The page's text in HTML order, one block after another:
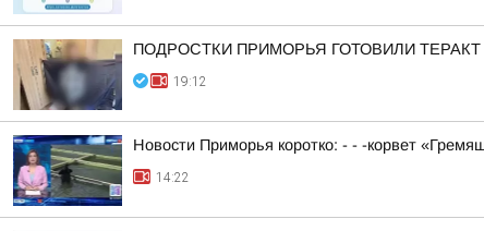
ПОДРОСТКИ ПРИМОРЬЯ ГОТОВИЛИ ТЕРАКТ
19:12
Новости Приморья коротко: - - -корвет
14:22